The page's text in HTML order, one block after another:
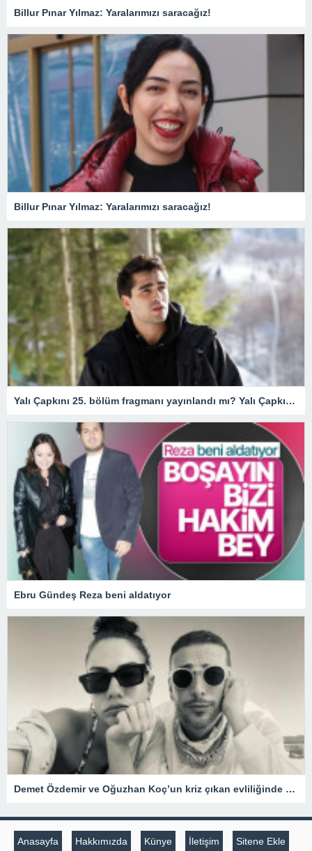
Billur Pınar Yılmaz: Yaralarımızı saracağız!
Billur Pınar Yılmaz: Yaralarımızı saracağız!
Yalı Çapkını 25. bölüm fragmanı yayınlandı mı? Yalı Çapkını 25. bölüm fragmanı izle! Seyran’a Ferit’in ters köşesi…
Ebru Gündeş Reza beni aldatıyor
Demet Özdemir ve Oğuzhan Koç’un kriz çıkan evliliğinde şaşırtan gelişme
Anasayfa Hakkımızda Künye İletişim Sitene Ekle